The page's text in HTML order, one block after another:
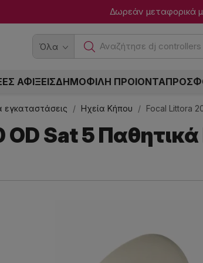
Δωρεάν μεταφορικά
Όλα Αναζήτησ
ΑΦΙΞΕΙΣΔΗΜΟΦΙΛΗ ΠΡΟΙΟΝΤΑ
εγκαταστάσεις Ηχεία Κήπου Focal Littora
Sat 5 Παθητικά